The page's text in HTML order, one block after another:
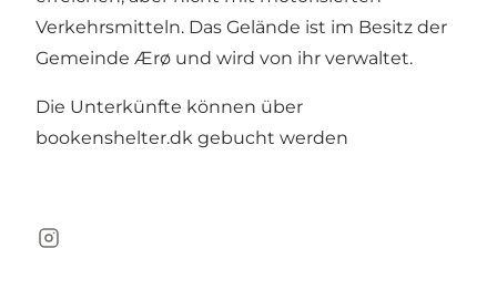
Verkehrsmitteln. Das Gelände ist im Besitz der
Gemeinde Ærø und wird von ihr verwaltet.
Die Unterkünfte können über
bookenshelter.dk gebucht werden
Instagram